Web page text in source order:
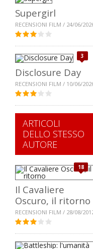
Supergirl
RECENSIONI FILM / 24/06/
3
Disclosure Day
RECENSIONI FILM / 10/06/
ARTICOLI
DELLO STESSO
AUTORE
18
Il Cavaliere
Oscuro, il ritorno
RECENSIONI FILM / 28/08/